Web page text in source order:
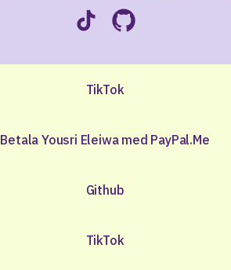
TikTok
Betala Yousri Eleiwa med PayPal.Me
Github
TikTok